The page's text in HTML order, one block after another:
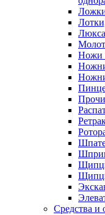
Ножи
Средства и